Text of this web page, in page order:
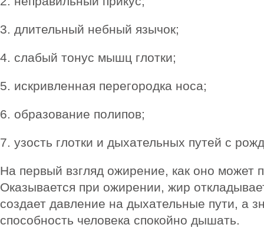
3. длительный небный язычок;
4. слабый тонус мышц глотки;
5. искривленная перегородка носа;
6. образование полипов;
7. узость глотки и дыхательных путей с
На первый взгляд ожирение, как оно может
Оказывается при ожирении, жир
создает давление на дыхательные пути, а
способность человека спокойно дышать.